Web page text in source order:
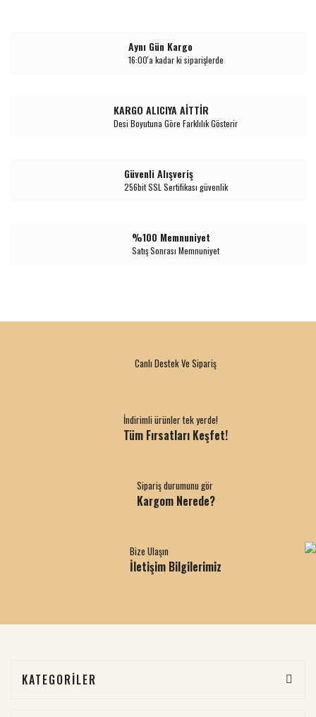
Aynı Gün Kargo
16:00'a kadar ki siparişlerde
KARGO ALICIYA AİTTİR
Desi Boyutuna Göre Farklılık Gösterir
Güvenli Alışveriş
256bit SSL Sertifikası güvenlik
%100 Memnuniyet
Satış Sonrası Memnuniyet
Canlı Destek Ve Sipariş
İndirimli ürünler tek yerde!
Tüm Fırsatları Keşfet!
Sipariş durumunu gör
Kargom Nerede?
Bize Ulaşın
İletişim Bilgilerimiz
KATEGORİLER